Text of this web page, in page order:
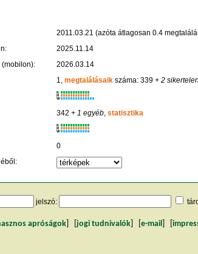
2011.03.21 (azóta átlagosan 0.4
2025.11.14
(mobilon):
2026.03.14
1, megtalálásaikszáma: 339+ 2 sikertelen
K
R
W
342 + 1 egyéb, statisztika
K
R
W
0
jelszó:
apróságok jogi tudnivalók e-mail